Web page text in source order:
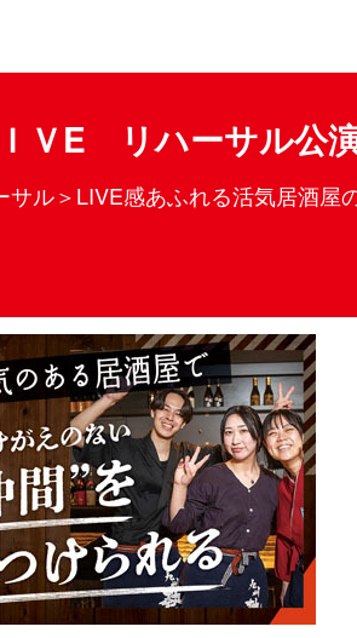
ＶE リハーサル公
ル＞LIVE感あふれる活気居酒屋